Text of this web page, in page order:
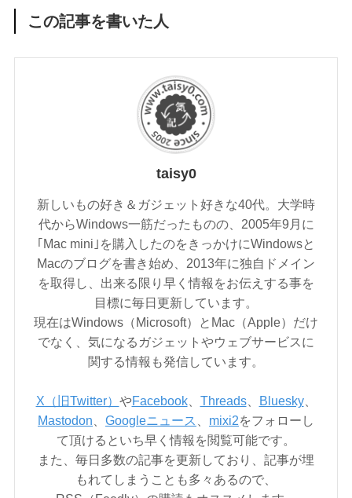
この記事を書いた人
taisy0
新しいもの好き＆ガジェット好きな40代。大学時
代からWindows一筋だったものの、2005年9月に
｢Mac mini｣を購入したのをきっかけにWindowsと
Macのブログを書き始め、2013年に独自ドメイン
を取得し、出来る限り早く情報をお伝えする事を
目標に毎日更新しています。
現在はWindows（Microsoft）とMac（Apple）だけ
でなく、気になるガジェットやウェブサービスに
関する情報も発信しています。
X（旧Twitter） やFacebook、 Threads、 Bluesky、
Mastodon
Googleニュース mixi2をフォローし
て頂けるといち早く情報を閲覧可能です。
また、毎日多数の記事を更新しており、記事が埋
もれてしまうことも多々あるので、